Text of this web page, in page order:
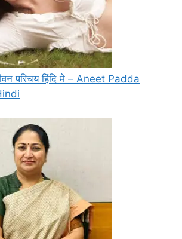
परिचय हिंदि मे – Aneet Padda